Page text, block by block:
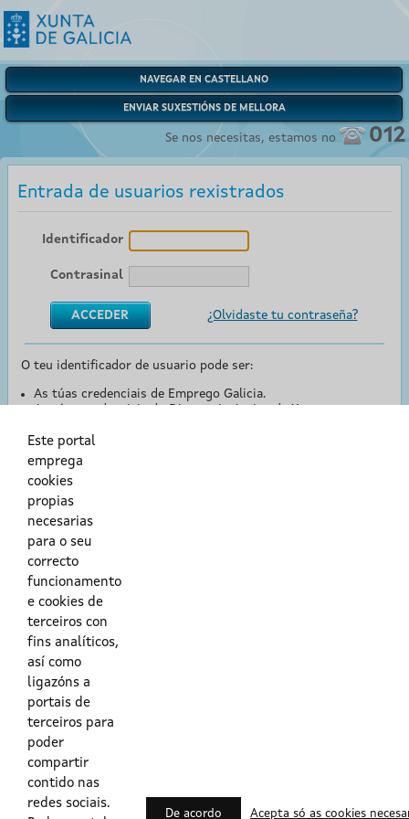
NAVEGAR EN CASTELLANO
ENVIAR SUXESTIÓNS DE MELLORA
Se nos necesitas, estamos no 012
Entrada de usuarios rexistrados
Identificador
Contrasinal
¿Olvidaste tu contraseña?
O teu identificador de usuario pode ser:
As túas credenciais de Emprego Galicia.
O teu DNI ou o teu NIE.
Este portal
emprega
cookies
propias
necesarias
para o seu
correcto
funcionamento
e cookies de
terceiros con
fins analíticos,
así como
ligazóns a
portais de
terceiros para
poder
compartir
contido nas
redes sociais.
De acordo Acepta só as cookies